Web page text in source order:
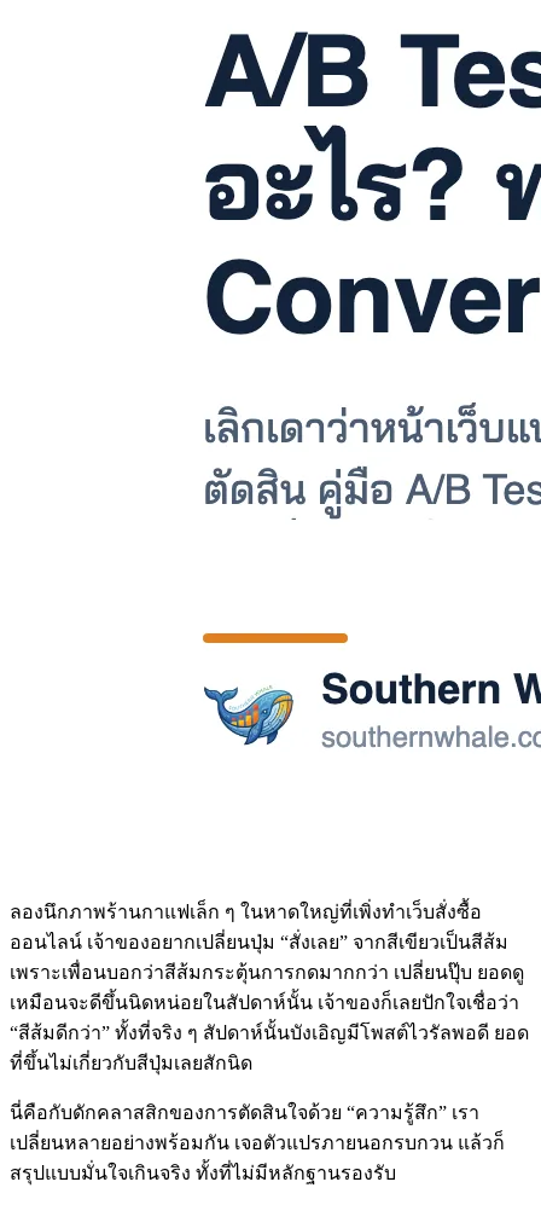
ลองนึกภาพร้านกาแฟเล็ก ๆ ในหาดใหญ่ที่เพิ่งทำเว็บสั่งซื้อ
ออนไลน์ เจ้าของอยากเปลี่ยนปุ่ม “สั่งเลย” จากสีเขียวเป็นสีส้ม
เพราะเพื่อนบอกว่าสีส้มกระตุ้นการกดมากกว่า เปลี่ยนปุ๊บ ยอดดู
เหมือนจะดีขึ้นนิดหน่อยในสัปดาห์นั้น เจ้าของก็เลยปักใจเชื่อว่า
“สีส้มดีกว่า” ทั้งที่จริง ๆ สัปดาห์นั้นบังเอิญมีโพสต์ไวรัลพอดี ยอด
ที่ขึ้นไม่เกี่ยวกับสีปุ่มเลยสักนิด
นี่คือกับดักคลาสสิกของการตัดสินใจด้วย “ความรู้สึก” เรา
เปลี่ยนหลายอย่างพร้อมกัน เจอตัวแปรภายนอกรบกวน แล้วก็
สรุปแบบมั่นใจเกินจริง ทั้งที่ไม่มีหลักฐานรองรับ